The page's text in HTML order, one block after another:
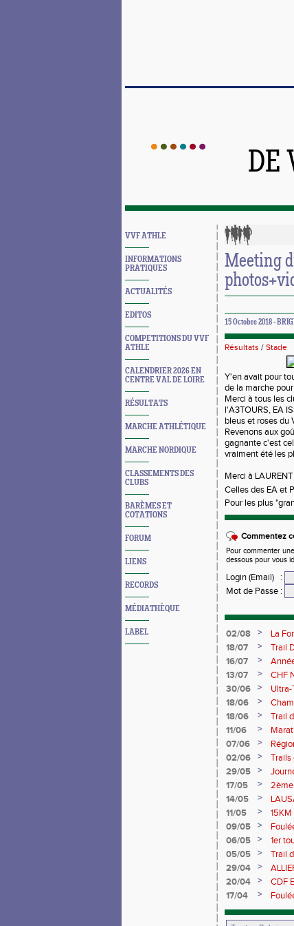
DE
VVF ATHLE
INFORMATIONS
PRATIQUES
ACTUALITÉS
EDITOS
COMPETITIONS DU VVF
ATHLE
CALENDRIER 2026 EN
CENTRE VAL DE LOIRE
RÉSULTATS
MARCHE ATHLÉTIQUE
MARCHE NORDIQUE
CLASSEMENTS DES
CLUBS
BARÈMES ET
COTATIONS
FORUM
LIENS
RECORDS
MÉDIATHÈQUE
LABEL
Meeting
15 Octobre 2018 -
Résultats / Stade
Y'en avait pour
de la marche
Merci à tous les
l'A3TOURS, EA
bleus et roses du
Revenons aux
gagnante c'est
vraiment été les
Merci à
Celles des EA et
Pour les plus
Commentez
Pour commenter
dessous pour vous
Login (Email)
:
Mot de Passe :
02/08 >
La
18/07
>
Trail
16/07
>
13/07
>
CHF
30/06
>
18/06
>
18/06 >
Trail
11/06
>
07/06
>
02/06
>
Trails
du
29/05 >
17/05
>
14/05
>
11/05
>
09/05
>
06/05
>
1er
05/05
>
Trail
29/04
>
20/04
>
CDF
17/04
>